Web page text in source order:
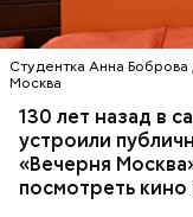
Студентка Анна
Москва
130 лет назад в
устроили
«Вечерня
посмотреть
Аналогов
анимации в мире
кластер
формирует среду
видеоигр и
работают студии
фотограмметрии,